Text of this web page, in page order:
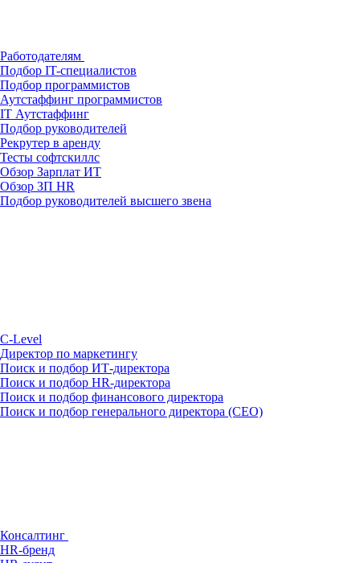
Работодателям
Подбор IT-специалистов
Подбор программистов
Аутстаффинг программистов
IT Аутстаффинг
Подбор руководителей
Рекрутер в аренду
Тесты софтскиллс
Обзор Зарплат ИТ
Обзор ЗП HR
Подбор руководителей высшего звена
С-Level
Директор по маркетингу
Поиск и подбор ИТ-директора
Поиск и подбор HR-директора
Поиск и подбор финансового директора
Поиск и подбор генерального директора (CEO)
Консалтинг
HR-бренд